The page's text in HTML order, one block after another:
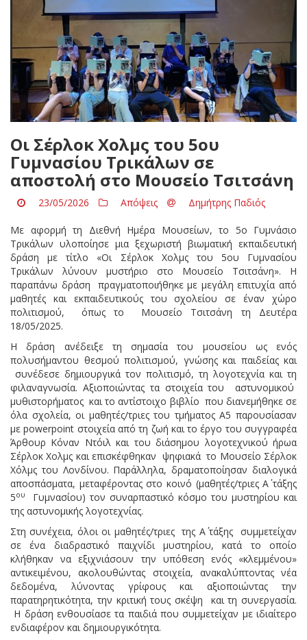
Οι Σέρλοκ Χολμς του 5ου
Γυμνασίου Τρικάλων σε
αποστολή στο Μουσείο Τσιτσάνη
23/05/2026 Απόψεις Δημήτρης Παδιός
Με αφορμή τη Διεθνή Ημέρα Μουσείων, το 5ο Γυμνάσιο
Τρικάλων υλοποίησε μια ξεχωριστή βιωματική εκπαιδευτική
δράση με τίτλο «Οι Σέρλοκ Χολμς του 5ου Γυμνασίου
Τρικάλων λύνουν μυστήριο στο Μουσείο Τσιτσάνη». Η
παραπάνω δράση πραγματοποιήθηκε με μεγάλη επιτυχία από
μαθητές και εκπαιδευτικούς του σχολείου σε έναν χώρο
πολιτισμού, όπως το Μουσείο Τσιτσάνη τη Δευτέρα
18/05/2025.
Η δράση ανέδειξε τη σημασία του μουσείου ως ενός
πολυσήμαντου θεσμού πολιτισμού, γνώσης και παιδείας και
συνέδεσε δημιουργικά τον πολιτισμό, τη λογοτεχνία και τη
φιλαναγνωσία. Αξιοποιώντας τα στοιχεία του αστυνομικού
μυθιστορήματος και το αντίστοιχο βιβλίο που διανεμήθηκε σε
όλα σχολεία, οι μαθητές/τριες του τμήματος Α5 παρουσίασαν
με powerpoint στοιχεία από τη ζωή και το έργο του συγγραφέα
Άρθουρ Κόναν Ντόιλ και του διάσημου λογοτεχνικού ήρωα
Σέρλοκ Χολμς και επισκέφθηκαν ψηφιακά το Μουσείο Σέρλοκ
Χόλμς του Λονδίνου. Παράλληλα, δραματοποίησαν διαλογικά
αποσπάσματα, μεταφέροντας στο κοινό (μαθητές/τριες Α΄ τάξης
5ου
Γυμνασίου) τον συναρπαστικό κόσμο του μυστηρίου και
της αστυνομικής λογοτεχνίας.
Στη συνέχεια, όλοι οι μαθητές/τριες της Α΄ τάξης συμμετείχαν
σε ένα διαδραστικό παιχνίδι μυστηρίου, κατά το οποίο
κλήθηκαν να εξιχνιάσουν την υπόθεση ενός «κλεμμένου»
αντικειμένου, ακολουθώντας στοιχεία, ανακαλύπτοντας νέα
δεδομένα, λύνοντας γρίφους και αξιοποιώντας την
παρατηρητικότητα, την κριτική τους σκέψη και τη συνεργασία.
Η δράση ενθουσίασε τα παιδιά που συμμετείχαν με ιδιαίτερο
ενδιαφέρον και δημιουργικότητα.